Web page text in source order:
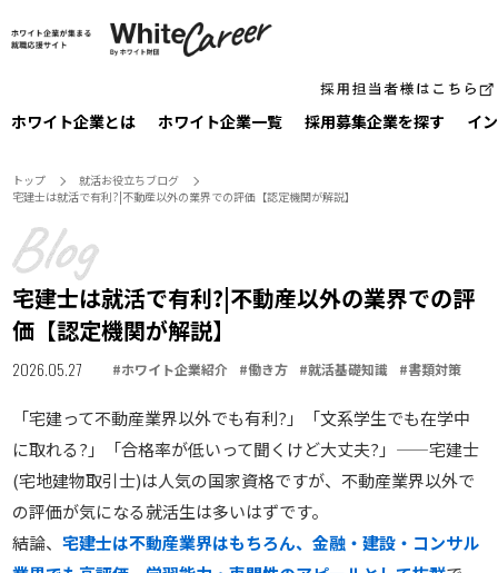
ホワイト企業とは ホワイト企業一覧 採⽤募集企業を探す イ
トップ
就活お役⽴ちブログ
宅建士は就活で有利?|不動産以外の業界での評価【認定機関が解説】
宅建士は就活で有利?|不動産以外の業界での評
価【認定機関が解説】
2026.05.27 #ホワイト企業紹介 #働き方 #就活基礎知識 #書類対策
「宅建って不動産業界以外でも有利?」「文系学生でも在学中
に取れる?」「合格率が低いって聞くけど大丈夫?」——宅建士
(宅地建物取引士)は人気の国家資格ですが、不動産業界以外で
の評価が気になる就活生は多いはずです。
結論、宅建士は不動産業界はもちろん、金融・建設・コンサル